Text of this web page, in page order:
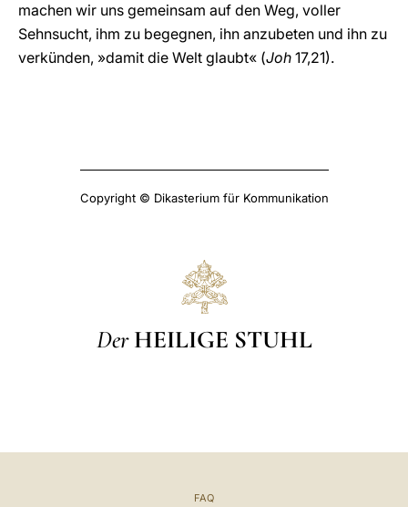
machen wir uns gemeinsam auf den Weg, voller
Sehnsucht, ihm zu begegnen, ihn anzubeten und ihn zu
verkünden, »damit die Welt glaubt« (Joh 17,21).
Copyright © Dikasterium für Kommunikation
Der HEILIGE STUHL
FAQ